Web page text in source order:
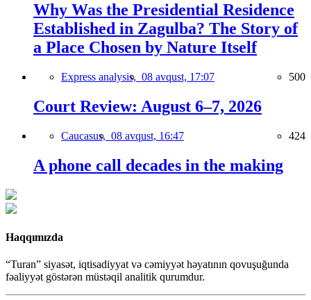
Why Was the Presidential Residence
Established in Zagulba? The Story of
a Place Chosen by Nature Itself
Express analysis, 08 avqust, 17:07 500
Court Review: August 6–7, 2026
Caucasus, 08 avqust, 16:47 424
A phone call decades in the making
Haqqımızda
“Turan” siyasət, iqtisadiyyat və cəmiyyət həyatının qovuşuğunda
fəaliyyət göstərən müstəqil analitik qurumdur.